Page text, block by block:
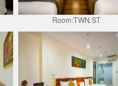
Room:TWN.ST